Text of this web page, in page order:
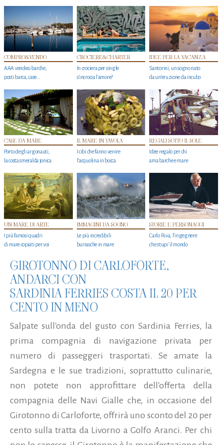
COMPRO&VENDO
AAA vendesi barche,
posti barca, case…
CROCIERE&CHARTER
In crociera per single
s'incrocia l’amore?
IDEE PER LA VACANZA
Santorini, un sogno nato
da un’eruzione da incubo
CASE DA MARE
Porto degli argonauti,
la costa smeralda jonica
IL MARE IN TAVOLA
I cibi che fanno venire
l’acquolina in bocca
REGALI SOTTO IL SOLE
Idee regalo per chi
ama barche e mare
UN MARE DI ARTE
I più famosi quadri
di mare copiati per voi
IMMAGINI DA SOGNO
Le più incredibili
burrasche in mare
STORIE E PERSONAGGI
Carlo Riva, l’ingegnere
che stupi' il mondo
GIROTONNO DI CARLOFORTE,
ANDARCI CON
SARDINIA FERRIES COSTA IL 20 PER
CENTO IN MENO
Salpate sull'onda del gusto con Sardinia Ferries, la
prima compagnia di navigazione privata per
numero di passeggeri trasportati. Se amate la
Sardegna e le sue tradizioni, soprattutto culinarie,
non potete non approfittare dell'offerta della
compagnia delle Navi Gialle che, in occasione del
Girotonno di Carloforte, offrirà uno sconto del 20 per
cento sulla tratta da Livorno a Golfo Aranci. Per chi